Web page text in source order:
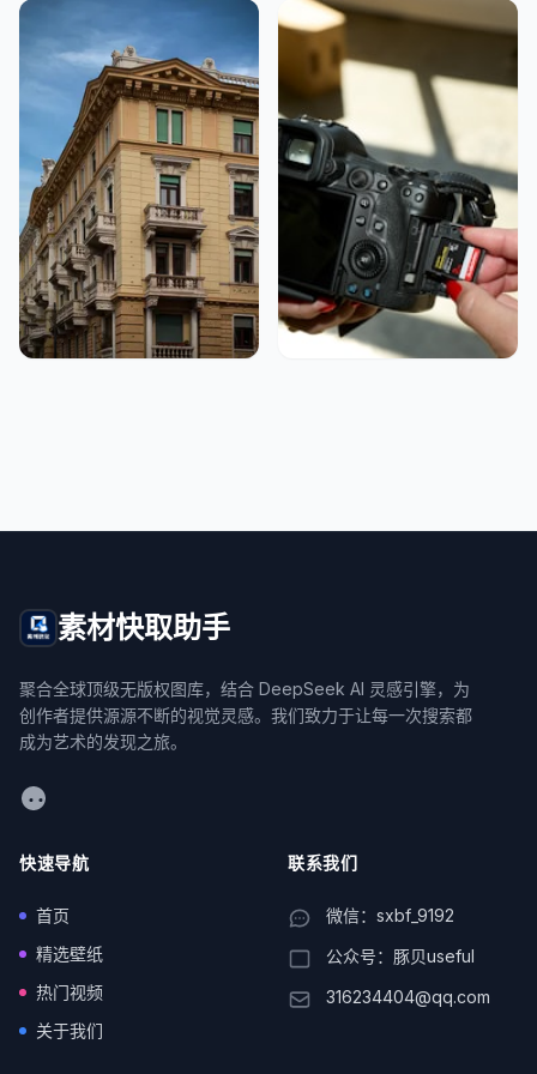
素材快取助手
聚合全球顶级无版权图库，结合 DeepSeek AI 灵感引擎，为
创作者提供源源不断的视觉灵感。我们致力于让每一次搜索都
成为艺术的发现之旅。
WeChat
快速导航
首页
精选壁纸
热门视频
关于我们
联系我们
微信：sxbf_9192
公众号：豚贝useful
316234404@qq.com